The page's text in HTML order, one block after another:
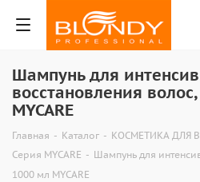
Шампунь для
восстановления
MYCARE
Главная - Каталог - КОСМЕТИКА ДЛЯ
Серия MYCARE - Шампунь для
1000 мл MYCARE